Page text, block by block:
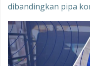
dibandingkan pipa